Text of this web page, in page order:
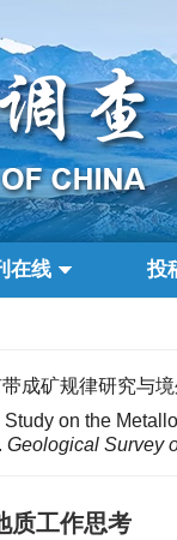
在线 投
成矿规律研究与
on the
Geological Survey
质工作思考